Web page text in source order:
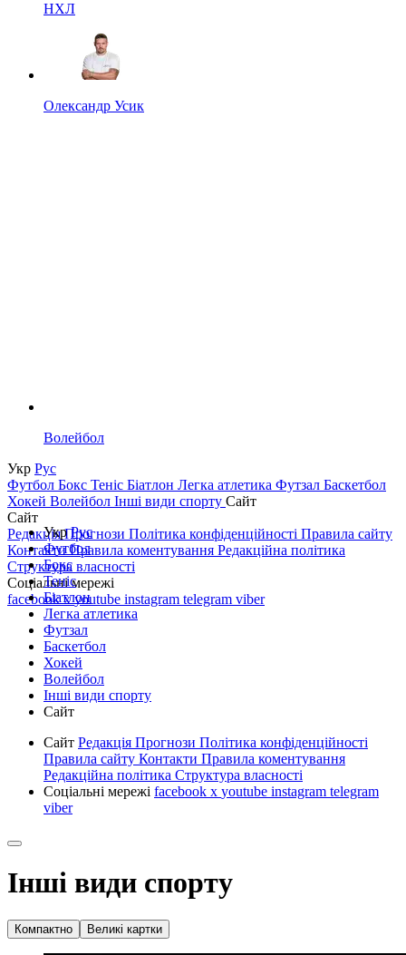
НХЛ
Олександр Усик
Волейбол
Укр Рус
Футбол Бокс Теніс Біатлон Легка атлетика Футзал Баскетбол
Хокей Волейбол Інші види спорту Сайт
Сайт
РедакціяПрогнози Політика конфіденційності Правила сайту
КонтактиПравила коментування Редакційна політика
Структура власності
Соціальні мережі
facebookxyoutube instagram telegram viber
УкрРус
Футбол
Бокс
Теніс
Біатлон
Легка атлетика
Футзал
Баскетбол
Хокей
Волейбол
Інші види спорту
Сайт
Сайт Редакція Прогнози Політика конфіденційності
Правила сайту Контакти Правила коментування
Редакційна політика Структура власності
Соціальні мережі facebook x youtube instagram telegram
viber
Інші види спорту
Компактно Великі картки